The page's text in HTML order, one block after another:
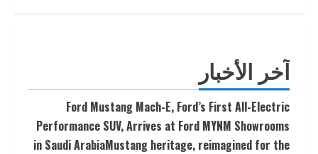
آخر الأخبار
Ford Mustang Mach-E, Ford’s First All-Electric
Performance SUV, Arrives at Ford MYNM Showrooms
in Saudi ArabiaMustang heritage, reimagined for the